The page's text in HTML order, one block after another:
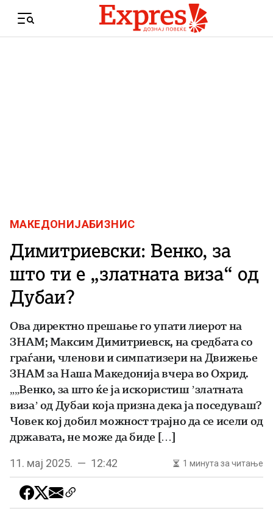
Menu
МАКЕДОНИЈАБИЗНИС
Димитриевски: Венко, за
што ти е „златната виза“ од
Дубаи?
Ова директно прешање го упати лиерот на
ЗНАМ; Максим Димитриевск, на средбата со
граѓани, членови и симпатизери на Движење
ЗНАМ за Наша Македонија вчера во Охрид.
„„Венко, за што ќе ја искористиш ’златната
виза’ од Дубаи која призна дека ја поседуваш?
Човек кој добил можност трајно да се исели од
државата, не може да биде […]
11. мај 2025. — 12:42 1 минута за читање